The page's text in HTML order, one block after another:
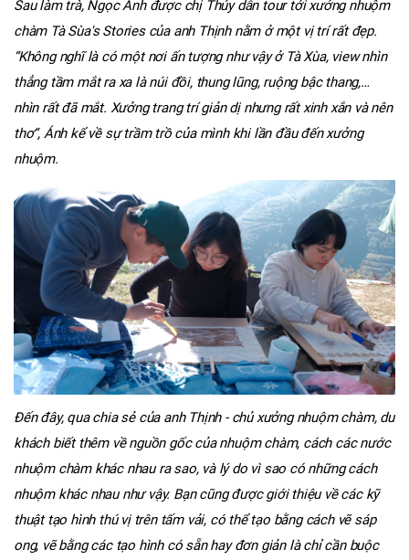
Sau làm trà, Ngọc Ánh được chị Thúy dẫn tour tới xưởng nhuộm
chàm Tà Sùa's Stories của anh Thịnh nằm ở một vị trí rất đẹp.
“Không nghĩ là có một nơi ấn tượng như vậy ở Tà Xùa, view nhìn
thẳng tầm mắt ra xa là núi đồi, thung lũng, ruộng bậc thang,…
nhìn rất đã mắt. Xưởng trang trí giản dị nhưng rất xinh xắn và nên
thơ“, Ánh kể về sự trầm trồ của mình khi lần đầu đến xưởng
nhuộm.
Đến đây, qua chia sẻ của anh Thịnh - chủ xưởng nhuộm chàm, du
khách biết thêm về nguồn gốc của nhuộm chàm, cách các nước
nhuộm chàm khác nhau ra sao, và lý do vì sao có những cách
nhuộm khác nhau như vậy. Bạn cũng được giới thiệu về các kỹ
thuật tạo hình thú vị trên tấm vải, có thể tạo bằng cách vẽ sáp
ong, vẽ bằng các tạo hình có sẵn hay đơn giản là chỉ cần buộc